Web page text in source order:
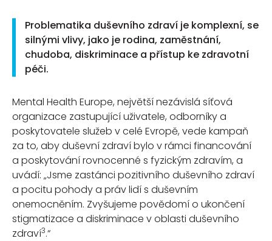
Problematika duševního zdraví je komplexní, se
silnými vlivy, jako je rodina, zaměstnání,
chudoba, diskriminace a přístup ke zdravotní
péči.
Mental Health Europe, největší nezávislá síťová
organizace zastupující uživatele, odborníky a
poskytovatele služeb v celé Evropě, vede kampaň
za to, aby duševní zdraví bylo v rámci financování
a poskytování rovnocenné s fyzickým zdravím, a
uvádí: „Jsme zastánci pozitivního duševního zdraví
a pocitu pohody a práv lidí s duševním
onemocněním. Zvyšujeme povědomí o ukončení
stigmatizace a diskriminace v oblasti duševního
zdraví3.“